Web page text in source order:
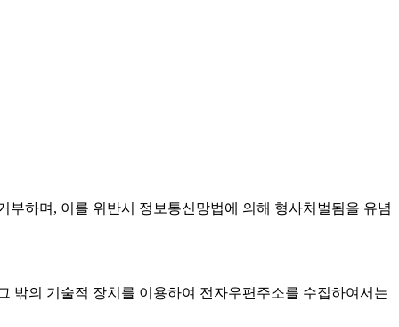
하며, 이를 위반시 정보통신망법에 의해 형사처벌됨을 유념
밖의 기술적 장치를 이용하여 전자우편주소를 수집하여서는